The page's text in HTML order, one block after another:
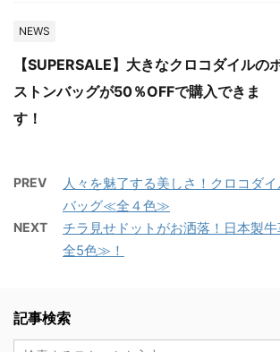
NEWS
【SUPERSALE】大きなクロコダイルの
ストンバッグが50％OFFで購入できま
す！
PREV
人々を魅了する美しさ！クロコダ
バッグ≪全４色≫
NEXT
チラ見せドットがお洒落！日本製
全5色≫！
記事検索